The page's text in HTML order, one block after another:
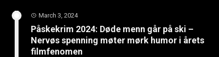
March 3, 2024
Påskekrim 2024: Døde menn går på ski –
Nervøs spenning møter mørk humor i årets
filmfenomen